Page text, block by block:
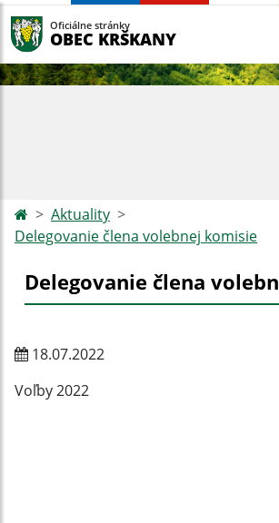
Oficiálne stránky
OBEC KRŠKANY
Aktuality
Delegovanie člena volebnej komisie
Delegovanie člena
18.07.2022
Voľby 2022